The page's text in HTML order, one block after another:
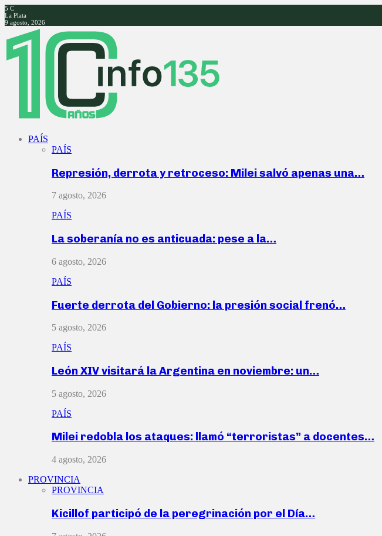
5 C
La Plata
9 agosto, 2026
Facebook
Twitter
Instagram
Youtube
PAÍS
PAÍS
Represión, derrota y retroceso: Milei salvó apenas una…
7 agosto, 2026
PAÍS
La soberanía no es anticuada: pese a la…
6 agosto, 2026
PAÍS
Fuerte derrota del Gobierno: la presión social frenó…
5 agosto, 2026
PAÍS
León XIV visitará la Argentina en noviembre: un…
5 agosto, 2026
PAÍS
Milei redobla los ataques: llamó “terroristas” a docentes…
4 agosto, 2026
PROVINCIA
PROVINCIA
Kicillof participó de la peregrinación por el Día…